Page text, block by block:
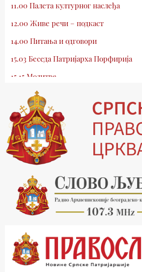
11.00 Палета културног наслеђа
12.00 Живе речи – подкаст
14.00 Питања и одговори
15.03 Беседа Патријарха Порфирија
15.15 Молитве
15.30 Млади у Цркви
16.03 Српски јерарси
16.30 Хроника Архиепископије
17.03 Фолклор магазин
17.30 Тврђаве Дунава
18.03 Кроз историју Београда
18.30 Врлинослов
19.40 Вечерње молитве
20.00 Вести из Цркве
20.15 Реч Архијереја